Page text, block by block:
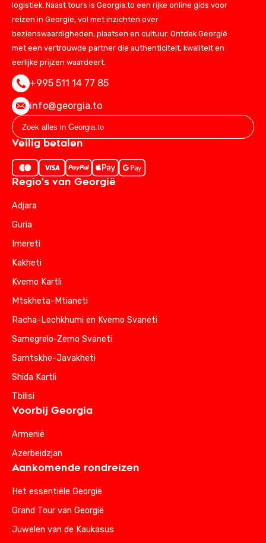
logistiek. Naast tours is Georgia.to een rijke online gids voor
reizen in Georgië, vol met inzichten over
bezienswaardigheden, plaatsen en cultuur. Ontdek Georgië
met een vertrouwde partner die authenticiteit, kwaliteit en
eerlijke prijzen waardeert.
+995 511 14 77 85
info@georgia.to
Veilig betalen
Regio's van Georgië
Adjara
Guria
Imereti
Kakheti
Kvemo Kartli
Mtskheta-Mtianeti
Racha-Lechkhumi en Kvemo Svaneti
Samegrelo-Zemo Svaneti
Samtskhe-Javakheti
Shida Kartli
Tbilisi
Voorbij Georgia
Armenië
Azerbeidzjan
Aankomende rondreizen
Het essentiële Georgië
Grand Tour van Georgië
Juwelen van de Kaukasus